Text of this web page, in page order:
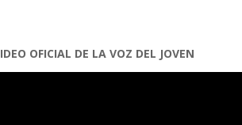
OFICIAL DE LA VOZ DEL JOVEN